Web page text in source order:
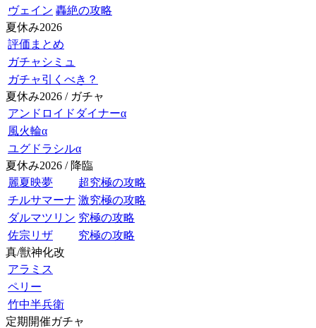
ヴェイン 轟絶の攻略
夏休み2026
評価まとめ
ガチャシミュ
ガチャ引くべき？
夏休み2026 / ガチャ
アンドロイドダイナーα
風火輪α
ユグドラシルα
夏休み2026 / 降臨
麗夏映夢
超究極の攻略
チルサマーナ 激究極の攻略
ダルマツリン 究極の攻略
佐宗リザ
究極の攻略
真/獣神化改
アラミス
ペリー
竹中半兵衛
定期開催ガチャ